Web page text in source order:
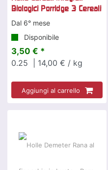
Biologici Porridge 3 Cereali
Dal 6° mese
Disponibile
3,50 € *
0.25
| 14,00 € / kg
Aggiungi al carrello